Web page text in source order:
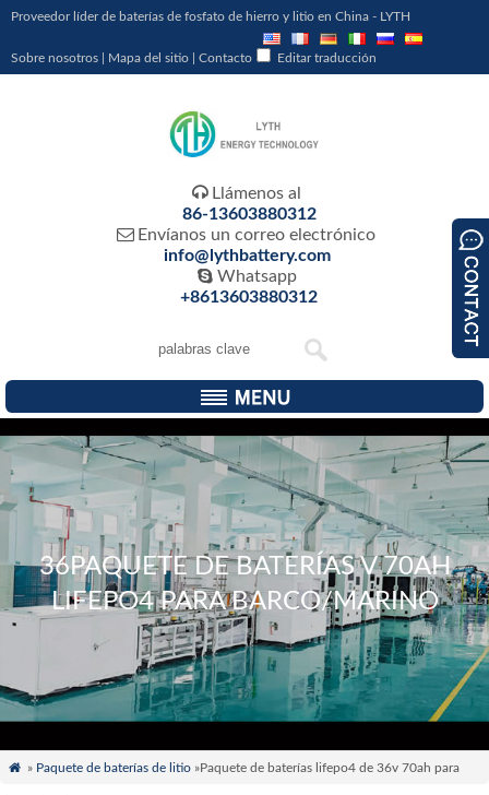
Proveedor líder de baterías de fosfato de hierro y litio en China - LYTH
Sobre nosotros Mapa del sitio Contacto Editar traducción
 Llámenos al
86-13603880312
 Envíanos un correo electrónico
info@lythbattery.com
 Whatsapp
+8613603880312
36PAQUETE DE BATERÍAS V 70AH
LIFEPO4 PARA BARCO/MARINO
 » Paquete de baterías de litio»Paquete de baterías lifepo4 de 36v 70ah para